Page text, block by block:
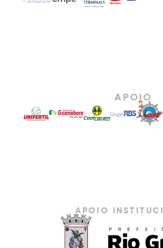
APOIO
APOIO